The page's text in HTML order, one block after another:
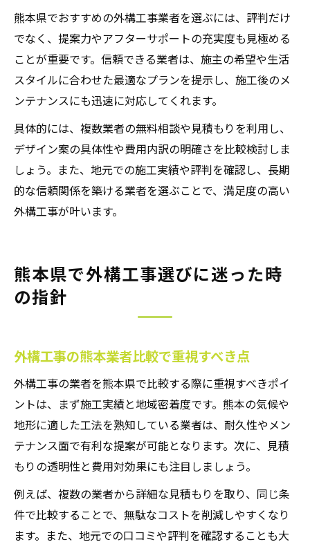
熊本県でおすすめの外構工事業者を選ぶには、評判だけ
でなく、提案力やアフターサポートの充実度も見極める
ことが重要です。信頼できる業者は、施主の希望や生活
スタイルに合わせた最適なプランを提示し、施工後のメ
ンテナンスにも迅速に対応してくれます。
具体的には、複数業者の無料相談や見積もりを利用し、
デザイン案の具体性や費用内訳の明確さを比較検討しま
しょう。また、地元での施工実績や評判を確認し、長期
的な信頼関係を築ける業者を選ぶことで、満足度の高い
外構工事が叶います。
熊本県で外構工事選びに迷った時
の指針
外構工事の熊本業者比較で重視すべき点
外構工事の業者を熊本県で比較する際に重視すべきポイ
ントは、まず施工実績と地域密着度です。熊本の気候や
地形に適した工法を熟知している業者は、耐久性やメン
テナンス面で有利な提案が可能となります。次に、見積
もりの透明性と費用対効果にも注目しましょう。
例えば、複数の業者から詳細な見積もりを取り、同じ条
件で比較することで、無駄なコストを削減しやすくなり
ます。また、地元での口コミや評判を確認することも大